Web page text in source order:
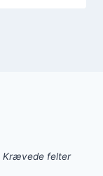
Krævede felter